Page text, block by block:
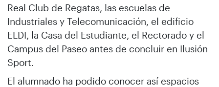
Real Club de Regatas, las escuelas de
Industriales y Telecomunicación, el edificio
ELDI, la Casa del Estudiante, el Rectorado y el
Campus del Paseo antes de concluir en Ilusión
Sport.
El alumnado ha podido conocer así espacios